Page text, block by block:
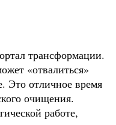
трансформации.
«отвалиться»
Это отличное время
очищения.
работе,